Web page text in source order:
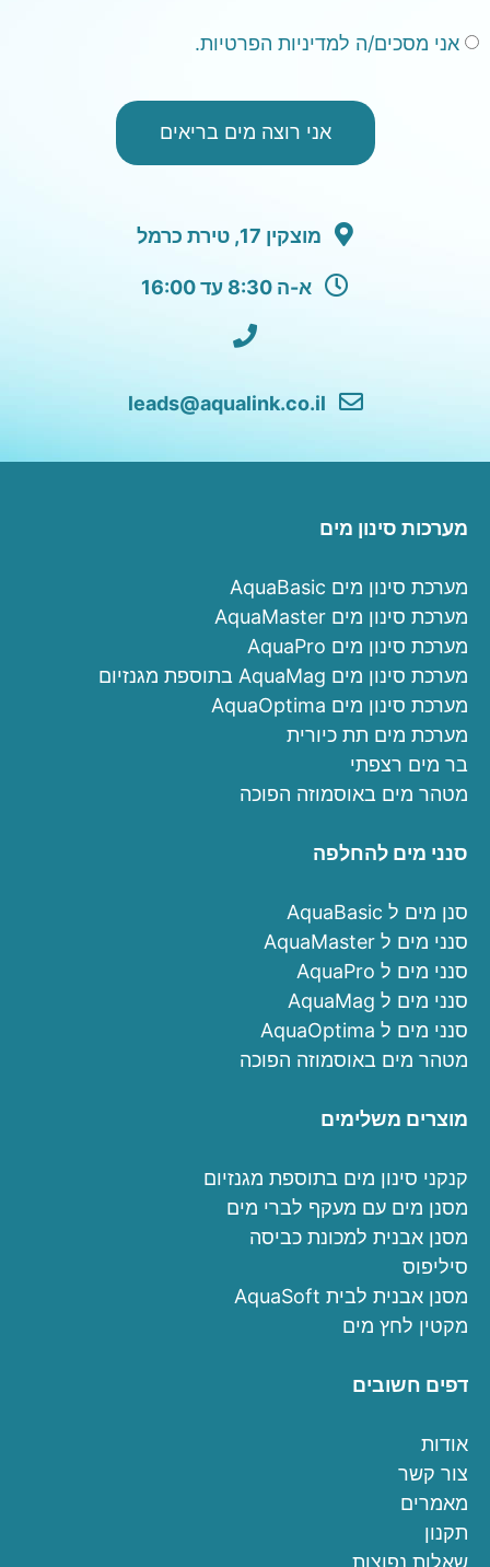
אני מסכים/ה למדיניות הפרטיות.
אני רוצה מים בריאים
מוצקין 17, טירת כרמל
א-ה 8:30 עד 16:00
מערכות סינון מים
מערכת סינון מים AquaBasic
מערכת סינון מים AquaMaster
מערכת סינון מים AquaPro
מערכת סינון מים AquaMag בתוספת מגנזיום
מערכת סינון מים AquaOptima
מערכת מים תת כיורית
בר מים רצפתי
מטהר מים באוסמוזה הפוכה
סנני מים להחלפה
סנן מים ל AquaBasic
סנני מים ל AquaMaster
סנני מים ל AquaPro
סנני מים ל AquaMag
סנני מים ל AquaOptima
מטהר מים באוסמוזה הפוכה
מוצרים משלימים
קנקני סינון מים בתוספת מגנזיום
מסנן מים עם מעקף לברי מים
מסנן אבנית למכונת כביסה
סיליפוס
מסנן אבנית לבית AquaSoft
מקטין לחץ מים
דפים חשובים
אודות
צור קשר
מאמרים
תקנון
שאלות נפוצות